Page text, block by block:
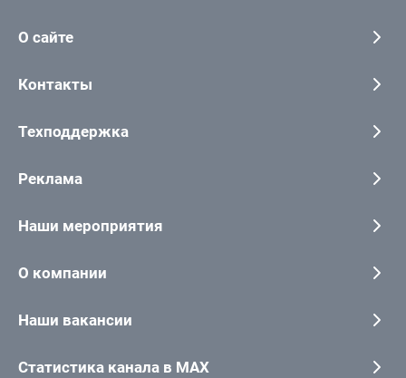
О сайте
Контакты
Техподдержка
Реклама
Наши мероприятия
О компании
Наши вакансии
Статистика канала в MAX